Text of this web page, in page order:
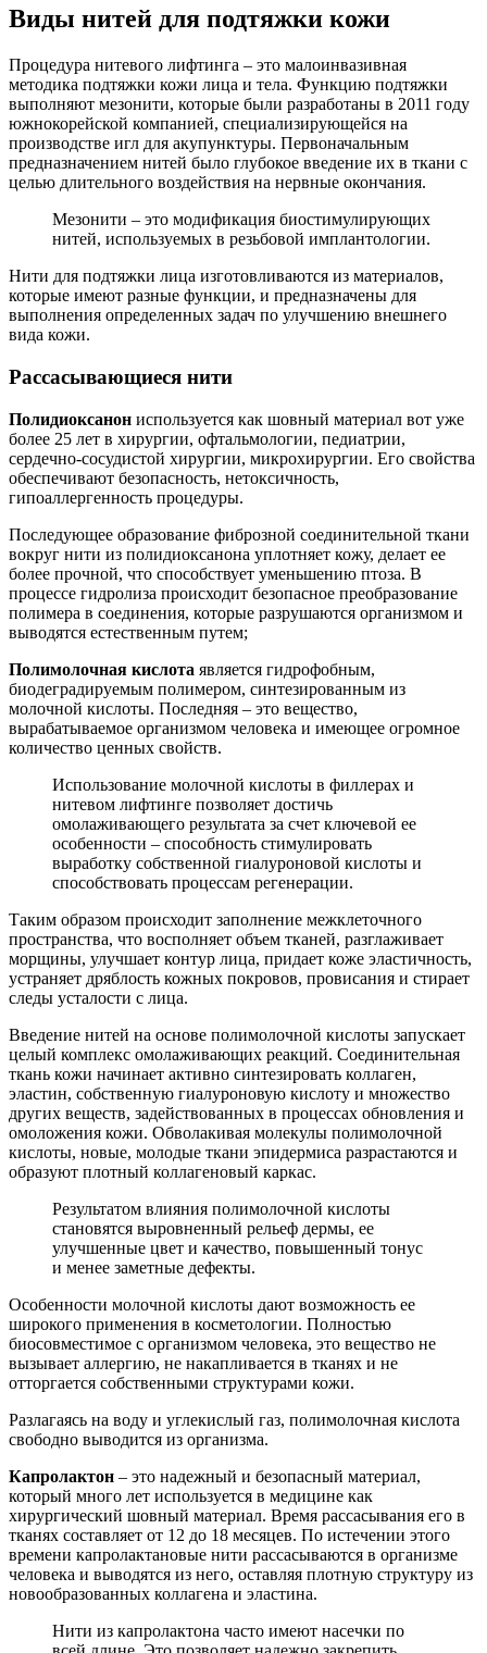
Виды нитей для подтяжки кожи
Процедура нитевого лифтинга – это малоинвазивная
методика подтяжки кожи лица и тела. Функцию подтяжки
выполняют мезонити, которые были разработаны в 2011 году
южнокорейской компанией, специализирующейся на
производстве игл для акупунктуры. Первоначальным
предназначением нитей было глубокое введение их в ткани с
целью длительного воздействия на нервные окончания.
Мезонити – это модификация биостимулирующих
нитей, используемых в резьбовой имплантологии.
Нити для подтяжки лица изготовливаются из материалов,
которые имеют разные функции, и предназначены для
выполнения определенных задач по улучшению внешнего
вида кожи.
Рассасывающиеся нити
Полидиоксанон используется как шовный материал вот уже
более 25 лет в хирургии, офтальмологии, педиатрии,
сердечно-сосудистой хирургии, микрохирургии. Его свойства
обеспечивают безопасность, нетоксичность,
гипоаллергенность процедуры.
Последующее образование фиброзной соединительной ткани
вокруг нити из полидиоксанона уплотняет кожу, делает ее
более прочной, что способствует уменьшению птоза. В
процессе гидролиза происходит безопасное преобразование
полимера в соединения, которые разрушаются организмом и
выводятся естественным путем;
Полимолочная кислота является гидрофобным,
биодеградируемым полимером, синтезированным из
молочной кислоты. Последняя – это вещество,
вырабатываемое организмом человека и имеющее огромное
количество ценных свойств.
Использование молочной кислоты в филлерах и
нитевом лифтинге позволяет достичь
омолаживающего результата за счет ключевой ее
особенности – способность стимулировать
выработку собственной гиалуроновой кислоты и
способствовать процессам регенерации.
Таким образом происходит заполнение межклеточного
пространства, что восполняет объем тканей, разглаживает
морщины, улучшает контур лица, придает коже эластичность,
устраняет дряблость кожных покровов, провисания и стирает
следы усталости с лица.
Введение нитей на основе полимолочной кислоты запускает
целый комплекс омолаживающих реакций. Соединительная
ткань кожи начинает активно синтезировать коллаген,
эластин, собственную гиалуроновую кислоту и множество
других веществ, задействованных в процессах обновления и
омоложения кожи. Обволакивая молекулы полимолочной
кислоты, новые, молодые ткани эпидермиса разрастаются и
образуют плотный коллагеновый каркас.
Результатом влияния полимолочной кислоты
становятся выровненный рельеф дермы, ее
улучшенные цвет и качество, повышенный тонус
и менее заметные дефекты.
Особенности молочной кислоты дают возможность ее
широкого применения в косметологии. Полностью
биосовместимое с организмом человека, это вещество не
вызывает аллергию, не накапливается в тканях и не
отторгается собственными структурами кожи.
Разлагаясь на воду и углекислый газ, полимолочная кислота
свободно выводится из организма.
Капролактон – это надежный и безопасный материал,
который много лет используется в медицине как
хирургический шовный материал. Время рассасывания его в
тканях составляет от 12 до 18 месяцев. По истечении этого
времени капролактановые нити рассасываются в организме
человека и выводятся из него, оставляя плотную структуру из
новообразованных коллагена и эластина.
Нити из капролактона часто имеют насечки по